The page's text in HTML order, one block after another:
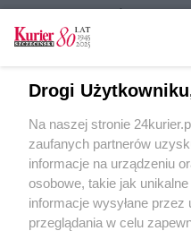
Dziecięca szkółka na
Piłka nożna. Udany
Świtu, remis lidera
Piłka nożna. Zabójcza
POGODA
Drogi
Na naszej stronie
zaufanych partnerów
informacje na urządzeniu
osobowe, takie jak
informacje wysyłane
przeglądania w celu